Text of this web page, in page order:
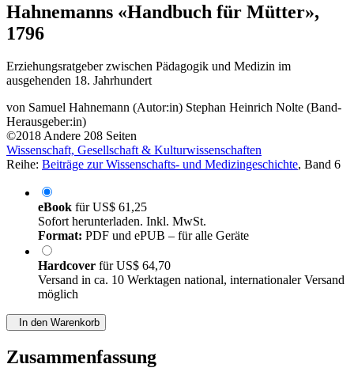
Hahnemanns «Handbuch für Mütter»,
1796
Erziehungsratgeber zwischen Pädagogik und Medizin im
ausgehenden 18. Jahrhundert
von Samuel Hahnemann (Autor:in) Stephan Heinrich Nolte (Band-
Herausgeber:in)
©2018Andere 208 Seiten
Wissenschaft, Gesellschaft & Kulturwissenschaften
Reihe: Beiträge zur Wissenschafts- und Medizingeschichte, Band 6
eBook fürUS$ 61,25
Sofort herunterladen. Inkl. MwSt.
Format: PDF und ePUB – für alle Geräte
Hardcover fürUS$ 64,70
Versand in ca. 10 Werktagen national, internationaler Versand
möglich
In den Warenkorb
Zusammenfassung